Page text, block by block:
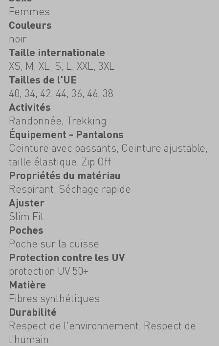
Femmes
Couleurs
noir
Taille internationale
XS, M, XL, S, L, XXL, 3XL
Tailles de l'UE
40, 34, 42, 44, 36, 46, 38
Activités
Randonnée, Trekking
Équipement - Pantalons
Ceinture avec passants, Ceinture ajustable,
taille élastique, Zip Off
Propriétés du matériau
Respirant, Séchage rapide
Ajuster
Slim Fit
Poches
Poche sur la cuisse
Protection contre les UV
protection UV 50+
Matière
Fibres synthétiques
Durabilité
Respect de l'environnement, Respect de
l'humain